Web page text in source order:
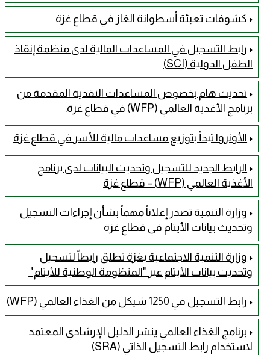
كشوفات تعبئة أسطوانة الغاز في قطاع غزة
رابط التسجيل في المساعدات المالية لدى منظمة إنقاذ
الطفل الدولية (SCI)
تحديث هام بخصوص المساعدات النقدية المقدمة من
برنامج الأغذية العالمي (WFP) في قطاع غزة.
الأونروا تبدأ بتوزيع مساعدات مالية للأسر في قطاع غزة
الرابط الجديد للتسجيل وتحديث البيانات لدى برنامج
الأغذية العالمي (WFP) – قطاع غزة
وزارة التنمية تصدر إعلاناً مهماً بشأن إجراءات التسجيل
وتحديث بيانات الأيتام في قطاع غزة
وزارة التنمية الاجتماعية بغزة تطلق رابطاً لتسجيل
وتحديث بيانات الأيتام عبر "المنظومة الوطنية للأيتام" ​
رابط التسجيل في 1250 شيكل من الغذاء العالمي (WFP)
برنامج الغذاء العالمي ينشر الدليل الإرشادي المعتمد
لاستخدام رابط التسجيل الذاتي (SRA)